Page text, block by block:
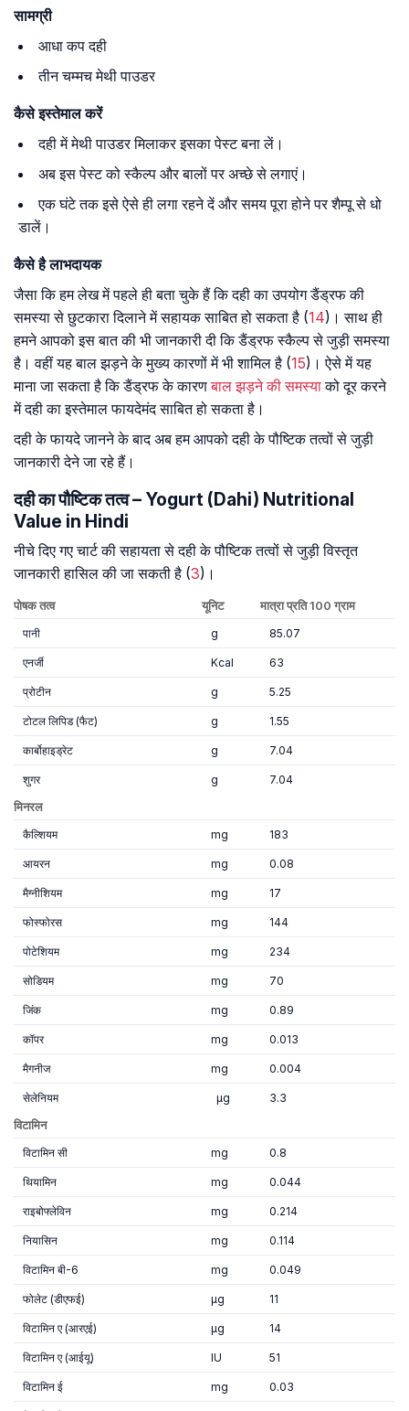
सामग्री
आधा कप दही
तीन चम्मच मेथी पाउडर
कैसे इस्तेमाल करें
दही में मेथी पाउडर मिलाकर इसका पेस्ट बना लें।
अब इस पेस्ट को स्कैल्प और बालों पर अच्छे से लगाएं।
एक घंटे तक इसे ऐसे ही लगा रहने दें और समय पूरा होने पर शैम्पू से धो
डालें।
कैसे है लाभदायक
जैसा कि हम लेख में पहले ही बता चुके हैं कि दही का उपयोग डैंड्रफ की
समस्या से छुटकारा दिलाने में सहायक साबित हो सकता है (14)। साथ ही
हमने आपको इस बात की भी जानकारी दी कि डैंड्रफ स्कैल्प से जुड़ी समस्या
है। वहीं यह बाल झड़ने के मुख्य कारणों में भी शामिल है (15)। ऐसे में यह
माना जा सकता है कि डैंड्रफ के कारणबाल झड़ने की समस्याको दूर करने
में दही का इस्तेमाल फायदेमंद साबित हो सकता है।
दही के फायदे जानने के बाद अब हम आपको दही के पौष्टिक तत्वों से जुड़ी
जानकारी देने जा रहे हैं।
दही का पौष्टिक तत्व – Yogurt (Dahi) Nutritional
Value in Hindi
नीचे दिए गए चार्ट की सहायता से दही के पौष्टिक तत्वों से जुड़ी विस्तृत
जानकारी हासिल की जा सकती है (3)।
पोषक तत्व यूनिट मात्रा प्रति 100 ग्राम
पानी g 85.07
एनर्जी Kcal 63
प्रोटीन g 5.25
टोटल लिपिड (फैट) g 1.55
कार्बोहाइड्रेट g 7.04
शुगर g 7.04
मिनरल
कैल्शियम mg 183
आयरन mg 0.08
मैग्नीशियम mg 17
फोस्फोरस mg 144
पोटेशियम mg 234
सोडियम mg 70
जिंक mg 0.89
कॉपर mg 0.013
मैगनीज mg 0.004
सेलेनियम µg 3.3
विटामिन
विटामिन सी mg 0.8
थियामिन mg 0.044
राइबोफ्लेविन mg 0.214
नियासिन mg 0.114
विटामिन बी-6 mg 0.049
फोलेट (डीएफई) µg 11
विटामिन ए (आरएई) µg 14
विटामिन ए (आईयू) IU 51
विटामिन ई mg 0.03